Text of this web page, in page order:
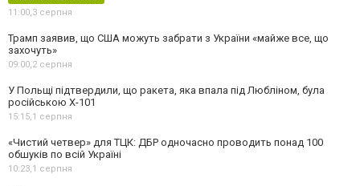
11:00,3 серпня
Трамп заявив, що США можуть забрати з України «майже все, що
захочуть»
09:00,2 серпня
У Польщі підтвердили, що ракета, яка впала під Любліном, була
російською Х-101
15:15,1 серпня
«Чистий четвер» для ТЦК: ДБР одночасно проводить понад 100
обшуків по всій Україні
10:23,1 серпня